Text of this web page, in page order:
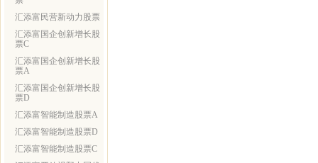
汇添富民营新动力股票
汇添富国企创新增长股
票C
汇添富国企创新增长股
票A
汇添富国企创新增长股
票D
汇添富智能制造股票A
汇添富智能制造股票D
汇添富智能制造股票C